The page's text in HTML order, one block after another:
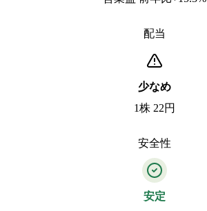
配当
少なめ
1株 22円
安全性
安定